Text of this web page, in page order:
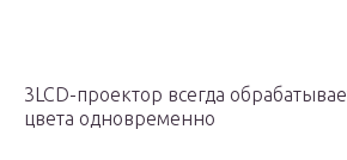
3LCD-проектор всегда
цвета одновременно